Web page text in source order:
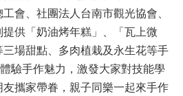
會、社團法人台南市觀光協會、
供「奶油烤年糕」、「瓦上微
場甜點、多肉植栽及永生花等手
驗手作魅力，激發大家對技能學
攜家帶眷，親子同樂一起來手作